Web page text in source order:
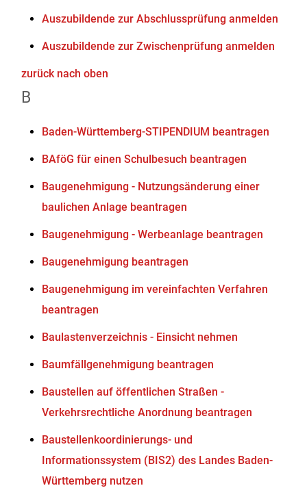
Auszubildende zur Abschlussprüfung anmelden
Auszubildende zur Zwischenprüfung anmelden
zurück nach oben
B
Baden-Württemberg-STIPENDIUM beantragen
BAföG für einen Schulbesuch beantragen
Baugenehmigung - Nutzungsänderung einer
baulichen Anlage beantragen
Baugenehmigung - Werbeanlage beantragen
Baugenehmigung beantragen
Baugenehmigung im vereinfachten Verfahren
beantragen
Baulastenverzeichnis - Einsicht nehmen
Baumfällgenehmigung beantragen
Baustellen auf öffentlichen Straßen -
Verkehrsrechtliche Anordnung beantragen
Baustellenkoordinierungs- und
Informationssystem (BIS2) des Landes Baden-
Württemberg nutzen